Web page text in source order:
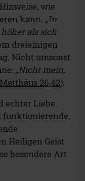
wie
kann. „In
als sich
dreieinigen
Nicht umsonst
„Nicht mein,
Matthäus 26,42).
echter Liebe.
funktionierende,
Heiligen Geist
besondere Art